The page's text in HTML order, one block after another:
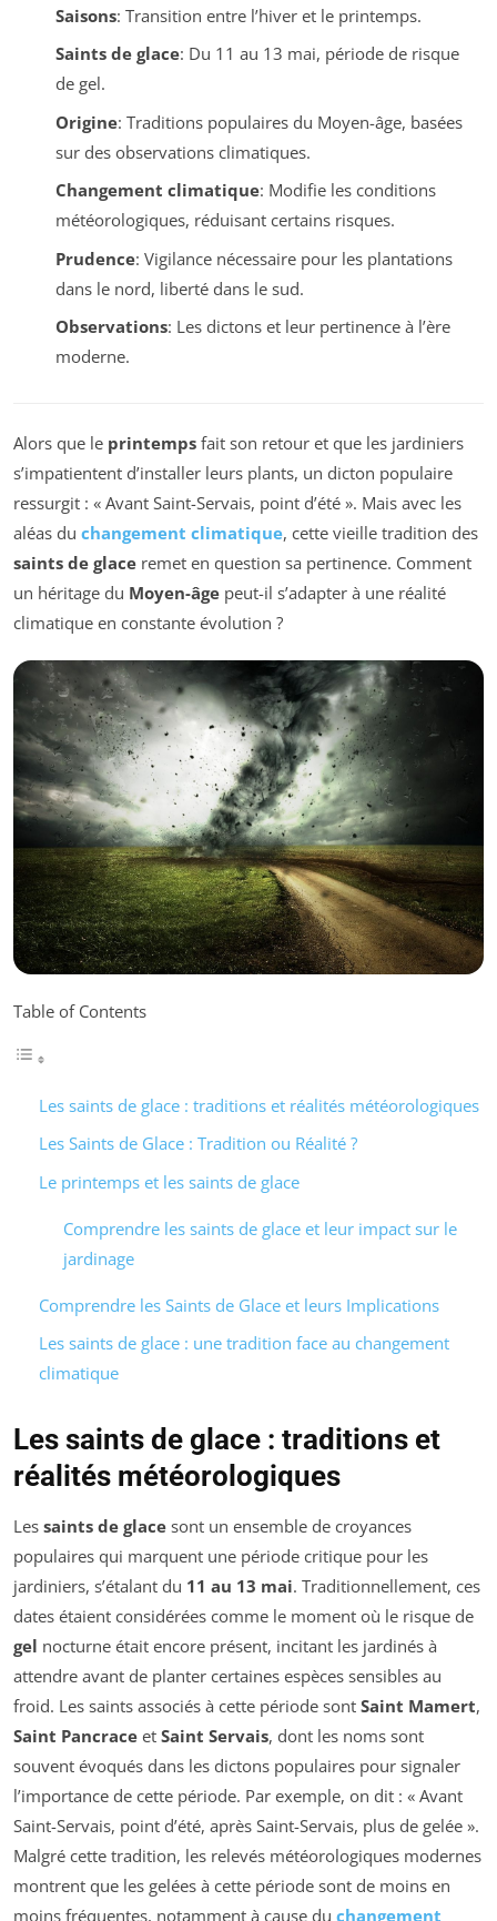
Saisons: Transition entre l’hiver et le printemps.
Saints de glace: Du 11 au 13 mai, période de risque
de gel.
Origine: Traditions populaires du Moyen-âge, basées
sur des observations climatiques.
Changement climatique: Modifie les conditions
météorologiques, réduisant certains risques.
Prudence: Vigilance nécessaire pour les plantations
dans le nord, liberté dans le sud.
Observations: Les dictons et leur pertinence à l’ère
moderne.
Alors que le printemps fait son retour et que les jardiniers
s’impatientent d’installer leurs plants, un dicton populaire
ressurgit : « Avant Saint-Servais, point d’été ». Mais avec les
aléas du changement climatique, cette vieille tradition des
saints de glace remet en question sa pertinence. Comment
un héritage du Moyen-âge peut-il s’adapter à une réalité
climatique en constante évolution ?
Table of Contents
Les saints de glace : traditions et réalités météorologiques
Les Saints de Glace : Tradition ou Réalité ?
Le printemps et les saints de glace
Comprendre les saints de glace et leur impact sur le
jardinage
Comprendre les Saints de Glace et leurs Implications
Les saints de glace : une tradition face au changement
climatique
Les saints de glace : traditions et
réalités météorologiques
Les saints de glace sont un ensemble de croyances
populaires qui marquent une période critique pour les
jardiniers, s’étalant du 11 au 13 mai. Traditionnellement, ces
dates étaient considérées comme le moment où le risque de
gel nocturne était encore présent, incitant les jardinés à
attendre avant de planter certaines espèces sensibles au
froid. Les saints associés à cette période sont Saint Mamert,
Saint Pancrace et Saint Servais, dont les noms sont
souvent évoqués dans les dictons populaires pour signaler
l’importance de cette période. Par exemple, on dit : « Avant
Saint-Servais, point d’été, après Saint-Servais, plus de gelée ».
Malgré cette tradition, les relevés météorologiques modernes
montrent que les gelées à cette période sont de moins en
moins fréquentes, notamment à cause du changement